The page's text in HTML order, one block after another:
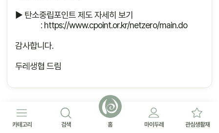
▶ 탄소중립포인트 제도 자세히 보기
: https://www.cpoint.or.kr/netzero/main.do
감사합니다.
두레생협 드림
카테고리 검색 홈 마이두레 관심생활재